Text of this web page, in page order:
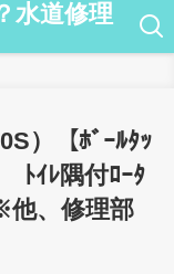
水道修理
）【ﾎﾞｰﾙﾀｯ
ﾄｲﾚ隅付ﾛｰﾀ
、修理部